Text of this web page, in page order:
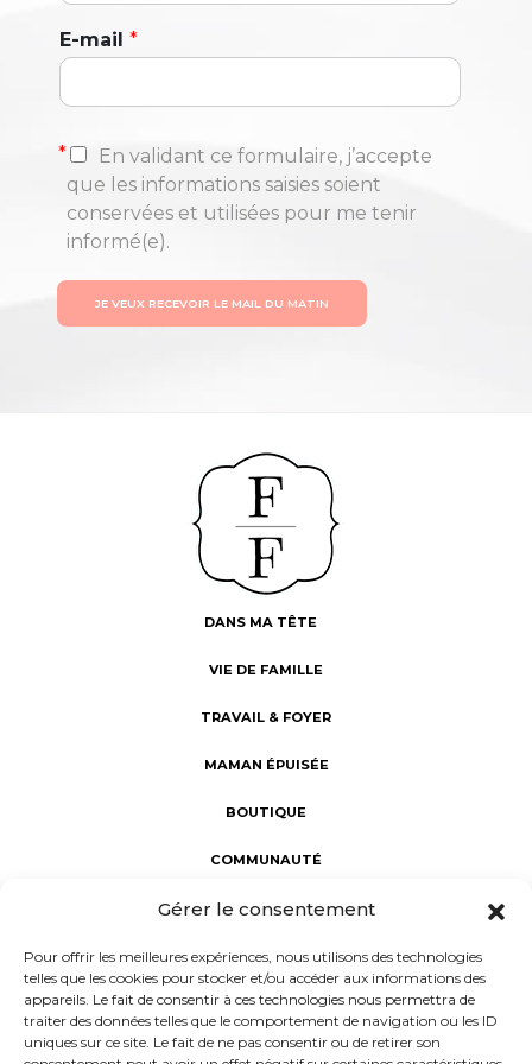
Gérer le consentement
Pour offrir les meilleures expériences, nous utilisons des technologies
telles que les cookies pour stocker et/ou accéder aux informations des
appareils. Le fait de consentir à ces technologies nous permettra de
traiter des données telles que le comportement de navigation ou les ID
uniques sur ce site. Le fait de ne pas consentir ou de retirer son
E-mail *
*
En validant ce formulaire, j’accepte
que les informations saisies soient
conservées et utilisées pour me tenir
informé(e).
JE VEUX RECEVOIR LE MAIL DU MATIN
DANS MA TÊTE
VIE DE FAMILLE
TRAVAIL & FOYER
MAMAN ÉPUISÉE
BOUTIQUE
COMMUNAUTÉ
Fabuleuses au foyer : révéler la Fabuleuse en chaque maman.
des mamans. Notre mission : porter un regard sincère sur la
maternité à l'intérieur et à l'extérieur du foyer, rejoindre les
femmes dans leur vie réelle et non rêvée, et donner la parole
aux mamans d’aujourd’hui.